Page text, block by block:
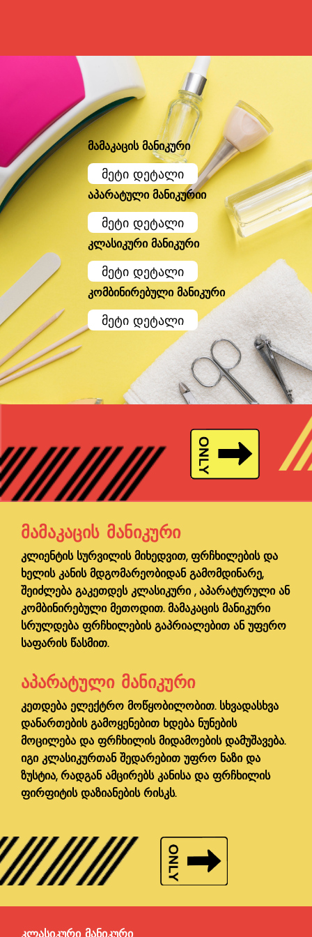
მამაკაცის მანიკური
მეტი დეტალი
აპარატული მანიკურიი
მეტი დეტალი
კლასიკური მანიკური
მეტი დეტალი
კომბინირებული მანიკური
მეტი დეტალი
ᲛᲐᲛᲐᲙᲐᲪᲘᲡ ᲛᲐᲜᲘᲙᲣᲠᲘ
კლიენტის სურვილის მიხედვით, ფრჩხილების და
ხელის კანის მდგომარეობიდან გამომდინარე,
შეიძლება გაკეთდეს კლასიკური , აპარატურული ან
კომბინირებული მეთოდით. მამაკაცის მანიკური
სრულდება ფრჩხილების გაპრიალებით ან უფერო
საფარის წასმით.
ᲐᲞᲐᲠᲐᲢᲣᲚᲘ ᲛᲐᲜᲘᲙᲣᲠᲘ
კეთდება ელექტრო მოწყობილობით. სხვადასხვა
დანართების გამოყენებით ხდება ნუნების
მოცილება და ფრჩხილის მიდამოების დამუშავება.
იგი კლასიკურთან შედარებით უფრო ნაზი და
ზუსტია, რადგან ამცირებს კანისა და ფრჩხილის
ფირფიტის დაზიანების რისკს.
ᲙᲚᲐᲡᲘᲙᲣᲠᲘ ᲛᲐᲜᲘᲙᲣᲠᲘ